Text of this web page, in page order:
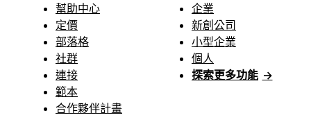
幫助中心
定價
部落格
社群
連接
範本
合作夥伴計畫
企業
新創公司
小型企業
個人
探索更多功能 →